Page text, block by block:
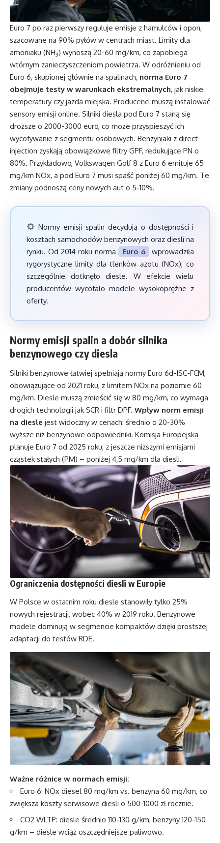
Euro 7 po raz pierwszy reguluje emisje z hamulców i opon,
szacowane na 90% pyłów w centrach miast. Limity dla
amoniaku (NH3) wynoszą 20-60 mg/km, co zapobiega
wtórnym zanieczyszczeniom powietrza. W odróżnieniu od
Euro 6, skupionej głównie na spalinach, norma Euro 7
obejmuje testy w warunkach ekstremalnych, jak niskie
temperatury czy jazda miejska. Producenci muszą instalować
sensory emisji online. Silniki diesla pod Euro 7 staną się
droższe o 2000-3000 euro, co może przyspieszyć ich
wycofywanie z segmentu osobowych. Benzyniaki z direct
injection zyskają obowiązkowe filtry GPF, redukujące PN o
80%. Przykładowo, Volkswagen Golf 8 z Euro 6 emituje 65
mg/km NOx, a pod Euro 7 musi spaść poniżej 60 mg/km. Te
zmiany podnoszą ceny nowych aut o 5-10%.
Normy emisji spalin decydują o dostępności i
kosztach samochodów benzynowych oraz diesli na
rynku. Od 2014 roku norma
Euro 6
wprowadziła
rygorystyczne limity dla tlenków azotu (NOx), co
szczególnie dotknęło diesle. W efekcie wielu
producentów wycofało modele wysokoprężne z
oferty.
Normy emisji spalin a dobór silnika
benzynowego czy diesla
Silniki benzynowe łatwiej spełniają normy Euro 6d-ISC-FCM,
obowiązujące od 2021 roku, z limitem NOx na poziomie 60
mg/km. Diesle muszą zmieścić się w 80 mg/km, co wymaga
drogich technologii jak SCR i filtr DPF. Wpływ norm emisji
na diesle jest widoczny w cenach: średnio o 20-30%
wyższe niż benzynowe odpowiedniki. Komisja Europejska
planuje Euro 7 od 2025 roku, z jeszcze niższymi emisjami
cząstek stałych (PM) – poniżej 4,5 mg/km dla diesli.
Ograniczenia dostępności diesli w Europie
W Polsce w ostatnim roku diesle stanowiły tylko 25%
nowych rejestracji, wobec 40% w 2019 roku. Benzynowe
modele dominują w segmencie kompaktów dzięki prostszej
adaptacji do testów RDE.
Ważne różnice w normach emisji:
Euro 6: NOx diesel 80 mg/km vs. benzyna 60 mg/km, co
zwiększa koszty serwisowe diesli o 500-1000 zł rocznie.
CO2 WLTP: diesle średnio 110-130 g/km, benzyny 120-150
g/km – diesle wciąż oszczędniejsze paliwowo.